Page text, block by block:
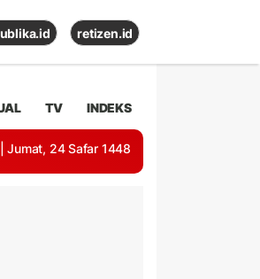
retizen.id
TV INDEKS
| Jumat, 24 Safar 1448